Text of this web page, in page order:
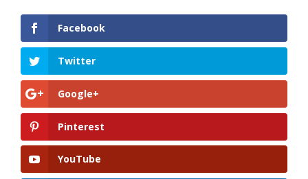
Facebook
Twitter
Google+
Pinterest
YouTube